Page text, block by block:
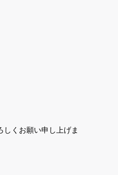
しくお願い申し上げま